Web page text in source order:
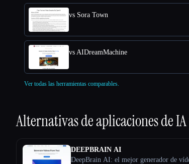
vs Sora Town
vs AIDreamMachine
Ver todas las herramientas comparables.
Alternativas de aplicaciones de
DEEPBRAIN AI
DeepBrain AI: el mejor generador de